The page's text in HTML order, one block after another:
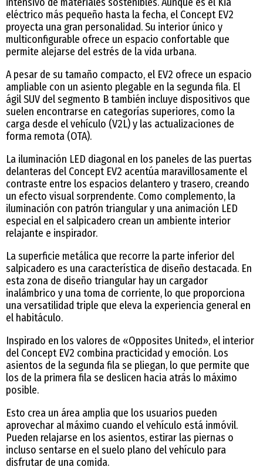
eléctrico más pequeño hasta la fecha, el Concept EV2
proyecta una gran personalidad. Su interior único y
multiconfigurable ofrece un espacio confortable que
permite alejarse del estrés de la vida urbana.
A pesar de su tamaño compacto, el EV2 ofrece un espacio
ampliable con un asiento plegable en la segunda fila. El
ágil SUV del segmento B también incluye dispositivos que
suelen encontrarse en categorías superiores, como la
carga desde el vehículo (V2L) y las actualizaciones de
forma remota (OTA).
La iluminación LED diagonal en los paneles de las puertas
delanteras del Concept EV2 acentúa maravillosamente el
contraste entre los espacios delantero y trasero, creando
un efecto visual sorprendente. Como complemento, la
iluminación con patrón triangular y una animación LED
especial en el salpicadero crean un ambiente interior
relajante e inspirador.
La superficie metálica que recorre la parte inferior del
salpicadero es una característica de diseño destacada. En
esta zona de diseño triangular hay un cargador
inalámbrico y una toma de corriente, lo que proporciona
una versatilidad triple que eleva la experiencia general en
el habitáculo.
Inspirado en los valores de «Opposites United», el interior
del Concept EV2 combina practicidad y emoción. Los
asientos de la segunda fila se pliegan, lo que permite que
los de la primera fila se deslicen hacia atrás lo máximo
posible.
Esto crea un área amplia que los usuarios pueden
aprovechar al máximo cuando el vehículo está inmóvil.
Pueden relajarse en los asientos, estirar las piernas o
incluso sentarse en el suelo plano del vehículo para
disfrutar de una comida.